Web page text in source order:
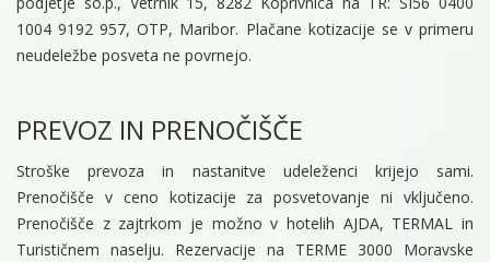
1004 9192 957, OTP, Maribor. Plačane kotizacije se v primeru
neudeležbe posveta ne povrnejo.
PREVOZ IN PRENOČIŠČE
Stroške prevoza in nastanitve udeleženci krijejo sami.
Prenočišče v ceno kotizacije za posvetovanje ni vključeno.
Prenočišče z zajtrkom je možno v hotelih AJDA, TERMAL in
Turističnem naselju. Rezervacije na TERME 3000 Moravske